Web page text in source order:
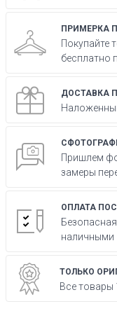
ПРИМЕРКА
Покупайте
бесплатно
ДОСТАВКА
Пришлем
замеры
ОПЛАТА
наличными
ТОЛЬКО
Все товары